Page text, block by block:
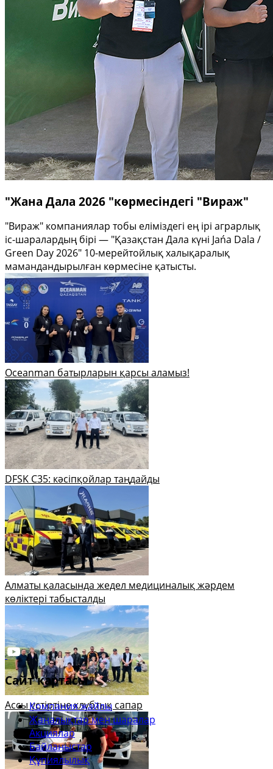
"Жана Дала 2026 "көрмесіндегі "Вираж"
"Вираж" компаниялар тобы еліміздегі ең ірі аграрлық
іс-шаралардың бірі — "Қазақстан Дала күні Jańa Dala /
Green Day 2026" 10-мерейтойлық халықаралық
мамандандырылған көрмесіне қатысты.
Oceanman батырларын қарсы аламыз!
DFSK C35: кәсіпқойлар таңдайды
Алматы қаласында жедел медициналық жәрдем
көліктері табысталды
Ассы үстіртіне клубтық сапар
Сайт картасы
Компания жайлы
Жаңалықтар мен шаралар
Акциялар
Байланыстар
Құпиялылық